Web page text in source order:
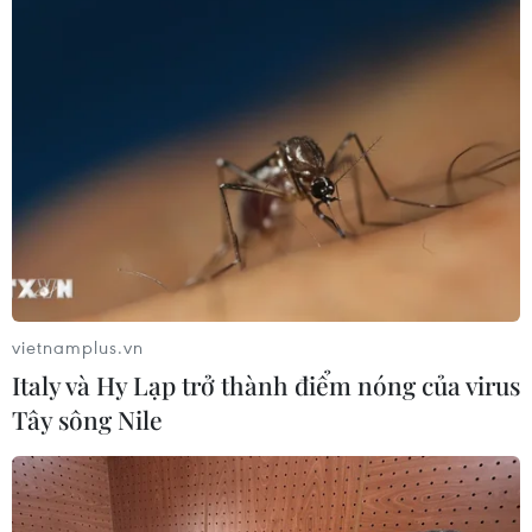
#Thủ tướng Phạm Minh Chính
#Quy hoạch tổng thể quốc gia
#Luật Quy hoạch
vietnamplus.vn
Italy và Hy Lạp trở thành điểm nóng của virus
Tây sông Nile